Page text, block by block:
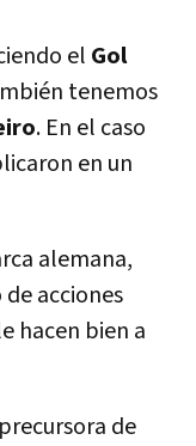
el Gol
tenemos
. En el caso
en un
alemana,
acciones
hacen bien a
de